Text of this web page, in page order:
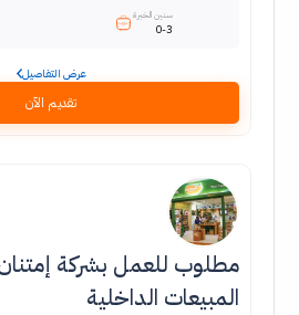
سنين الخبرة
0-3
عرض التفاصيل
تقديم الآن
مطلوب للعمل بشركة
المبيعات الداخلية